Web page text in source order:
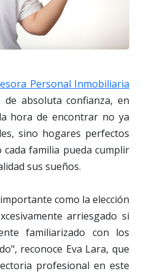
Personal Inmobiliaria
absoluta confianza, en
hora de encontrar no ya
sino hogares perfectos
familia pueda cumplir
sus sueños.
como la elección
arriesgado si
familiarizado con los
reconoce Eva Lara, que
profesional en este